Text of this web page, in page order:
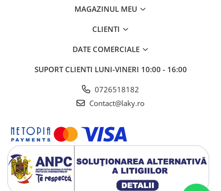
MAGAZINUL MEU
CLIENTI
DATE COMERCIALE
SUPORT CLIENTI LUNI-VINERI 10:00 - 16:00
0726518182
Contact@laky.ro